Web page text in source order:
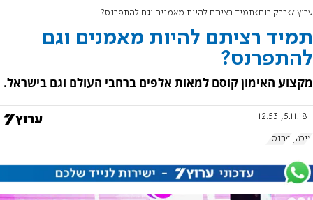
ערוץ 7 ברק רום תמיד רציתם להיות מאמנים וגם להתפרנס?
תמיד רציתם להיות מאמנים וגם
להתפרנס?
מקצוע האימון קוסם למאות אלפים ברחבי העולם וגם בישראל.
5.11.18, 12:53
אימון פרנסה